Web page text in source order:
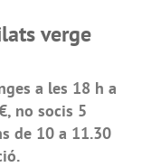
verge
a les 18 h a
no socis 5
de 10 a 11.30